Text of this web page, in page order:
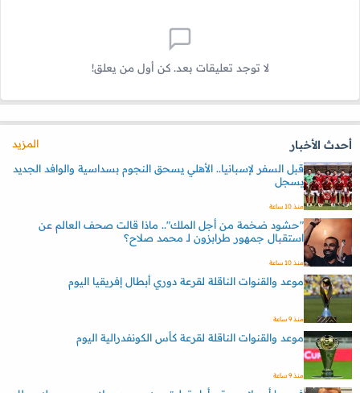
لا توجد تعليقات بعد. كن أول من يعلق!
أحدث الأخبار
المزيد
قبل السفر لإسبانيا.. الأهلي يسحق النجوم بسداسية والوافد الجديد
يسجل
منذ 10 ساعة
"حشود ضخمة من أجل الملك".. ماذا قالت صحف العالم عن
استقبال جمهور طرابزون لـ محمد صلاح؟
منذ 10 ساعة
موعد والقنوات الناقلة لقرعة دوري أبطال إفريقيا اليوم
منذ 9 ساعة
موعد والقنوات الناقلة لقرعة كأس الكونفدرالية اليوم
منذ 9 ساعة